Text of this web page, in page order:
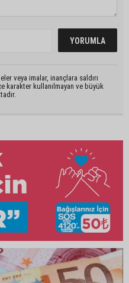
veya imalar, inançlara saldırı
karakter kullanılmayan ve büyük